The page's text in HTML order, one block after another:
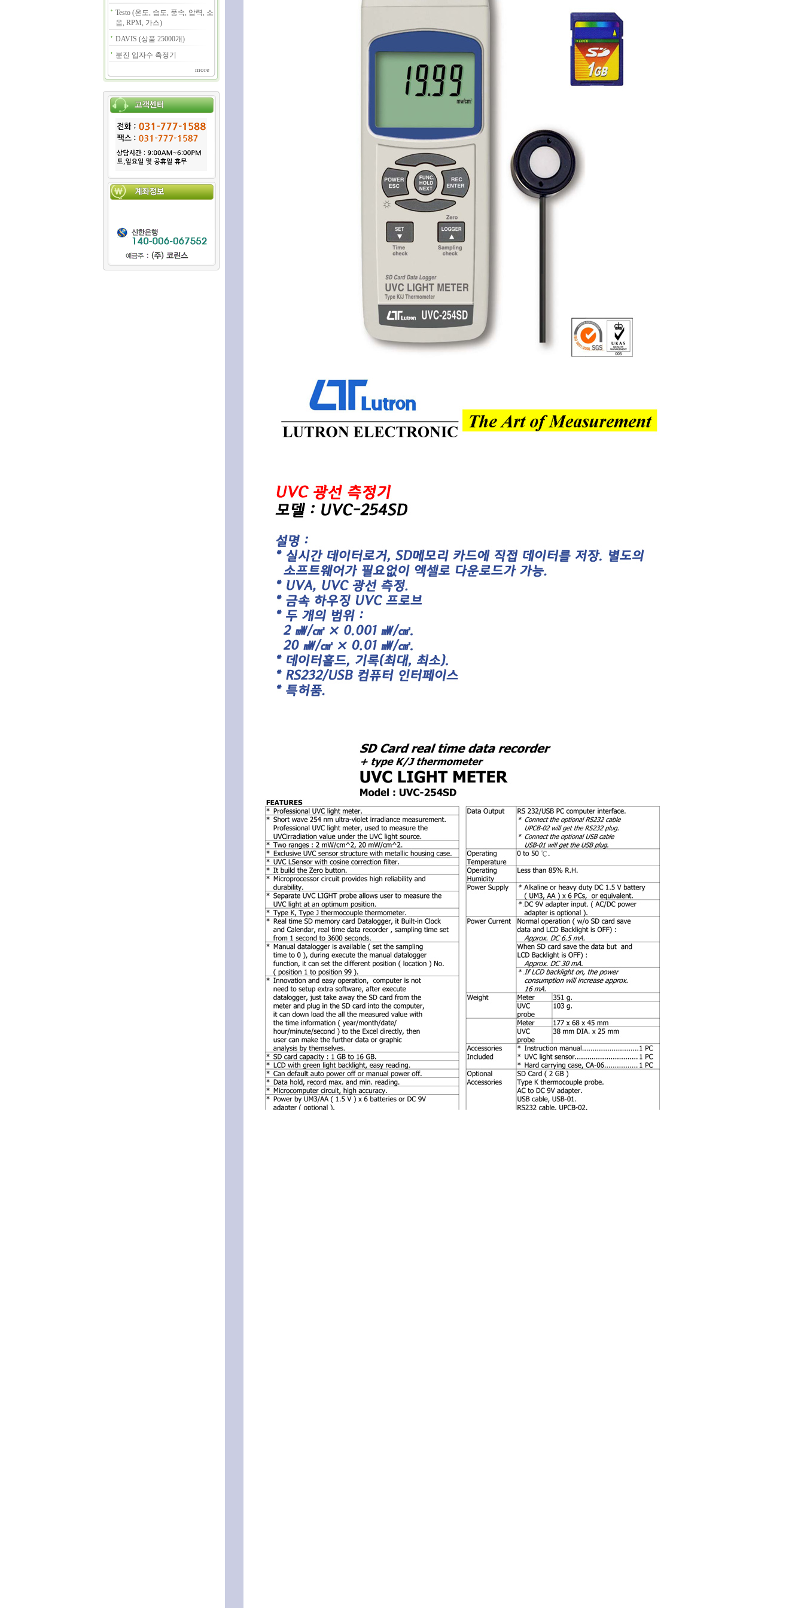
Testo (온도, 습도, 풍속, 압력, 소
음, RPM, 가스)
DAVIS (상품 25000개)
분진 입자수 측정기
more